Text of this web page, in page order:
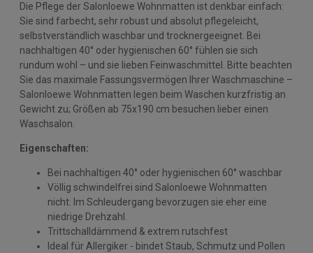
Die Pflege der Salonloewe Wohnmatten ist denkbar einfach:
Sie sind farbecht, sehr robust und absolut pflegeleicht,
selbstverständlich waschbar und trocknergeeignet. Bei
nachhaltigen 40° oder hygienischen 60° fühlen sie sich
rundum wohl – und sie lieben Feinwaschmittel. Bitte beachten
Sie das maximale Fassungsvermögen Ihrer Waschmaschine –
Salonloewe Wohnmatten legen beim Waschen kurzfristig an
Gewicht zu; Größen ab 75x190 cm besuchen lieber einen
Waschsalon.
Eigenschaften:
Bei nachhaltigen 40° oder hygienischen 60° waschbar
Völlig schwindelfrei sind Salonloewe Wohnmatten
nicht: Im Schleudergang bevorzugen sie eher eine
niedrige Drehzahl.
Trittschalldämmend & extrem rutschfest
Ideal für Allergiker - bindet Staub, Schmutz und Pollen